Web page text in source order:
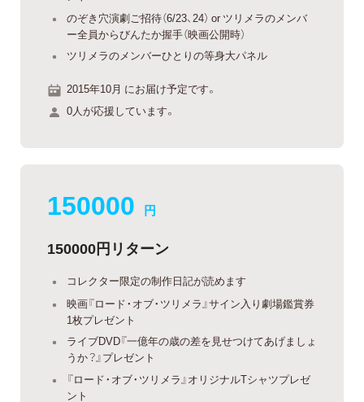
のぞき穴演劇ご招待（6/23、24） or ツリメラのメンバ
ー全員からびんたか握手（映画公開時）
ツリメラのメンバーひとりの等身大パネル
2015年10月 にお届け予定です。
0人が応援しています。
150000 円
150000円リターン
コレクター限定の制作日記が読めます
映画『ロード・オブ・ツリメラ』サイン入り劇場鑑賞券
1枚プレゼント
ライブDVD『一億年の歳の差を見せつけてあげましょ
うか？』プレゼント
『ロード・オブ・ツリメラ』オリジナルTシャツプレゼ
ント